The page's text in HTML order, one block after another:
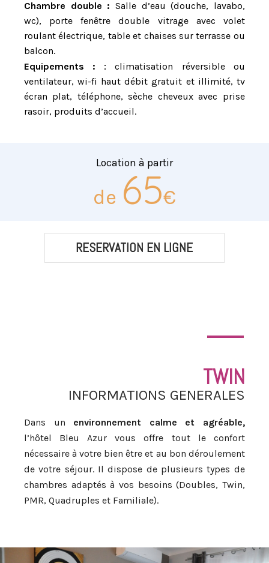
Chambre double : Salle d’eau (douche, lavabo,
wc), porte fenêtre double vitrage avec volet
roulant électrique, table et chaises sur terrasse ou
balcon.
Equipements :
: climatisation réversible ou
ventilateur, wi-fi haut débit gratuit et illimité, tv
écran plat, téléphone, sèche cheveux avec prise
rasoir, produits d’accueil.
Location à partir
de 65€
RESERVATION EN LIGNE
TWIN
INFORMATIONS GENERALES
Dans un environnement calme et agréable,
l’hôtel Bleu Azur vous offre tout le confort
nécessaire à votre bien être et au bon déroulement
de votre séjour.Il dispose de plusieurs types de
chambres adaptés à vos besoins (Doubles, Twin,
PMR, Quadruples et Familiale).